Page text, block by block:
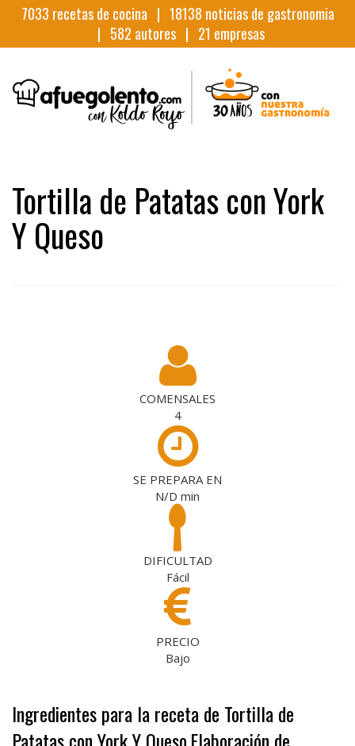
7033 recetas de cocina | 18138 noticias de gastronomia
| 582 autores | 21 empresas
Tortilla de Patatas con York
Y Queso
COMENSALES
4
SE PREPARA EN
N/D min
DIFICULTAD
Fácil
PRECIO
Bajo
Ingredientes para la receta de Tortilla de